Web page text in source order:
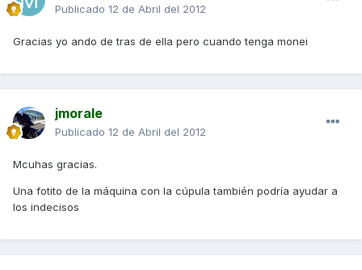
Publicado 12 de Abril del 2012
Gracias yo ando de tras de ella pero cuando tenga monei
jmorale
Publicado 12 de Abril del 2012
Mcuhas gracias.
Una fotito de la máquina con la cúpula también podría ayudar a
los indecisos